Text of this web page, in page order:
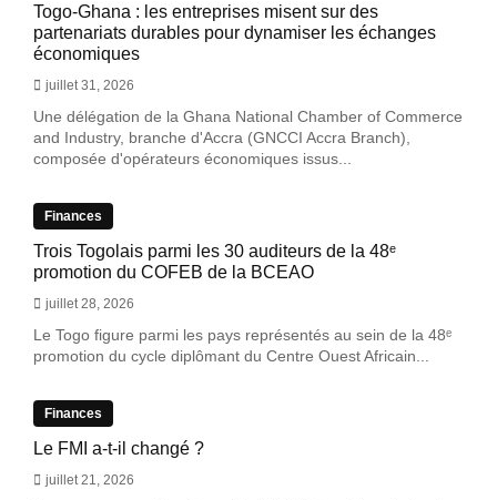
Togo-Ghana : les entreprises misent sur des
partenariats durables pour dynamiser les échanges
économiques
juillet 31, 2026
Une délégation de la Ghana National Chamber of Commerce
and Industry, branche d'Accra (GNCCI Accra Branch),
composée d'opérateurs économiques issus...
Finances
Trois Togolais parmi les 30 auditeurs de la 48ᵉ
promotion du COFEB de la BCEAO
juillet 28, 2026
Le Togo figure parmi les pays représentés au sein de la 48ᵉ
promotion du cycle diplômant du Centre Ouest Africain...
Finances
Le FMI a-t-il changé ?
juillet 21, 2026